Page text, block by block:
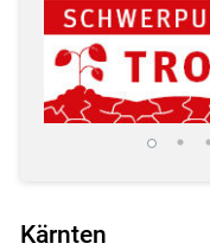
Kärnten